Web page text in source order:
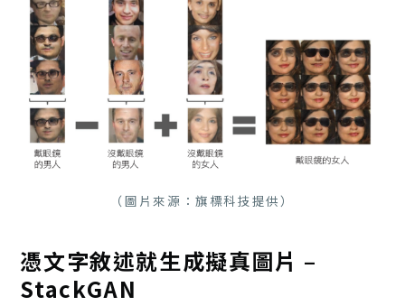
（圖片來源：旗標科技提供）
憑文字敘述就生成擬真圖片 –
StackGAN